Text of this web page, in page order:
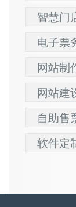
智慧门
电子票
网站制
网站建
自助售
软件定